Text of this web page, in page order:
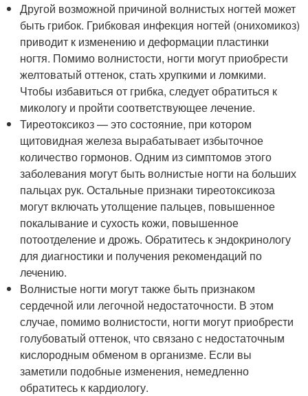
Другой возможной причиной волнистых ногтей может
быть грибок. Грибковая инфекция ногтей (онихомикоз)
приводит к изменению и деформации пластинки
ногтя. Помимо волнистости, ногти могут приобрести
желтоватый оттенок, стать хрупкими и ломкими.
Чтобы избавиться от грибка, следует обратиться к
микологу и пройти соответствующее лечение.
Тиреотоксикоз — это состояние, при котором
щитовидная железа вырабатывает избыточное
количество гормонов. Одним из симптомов этого
заболевания могут быть волнистые ногти на больших
пальцах рук. Остальные признаки тиреотоксикоза
могут включать утолщение пальцев, повышенное
покалывание и сухость кожи, повышенное
потоотделение и дрожь. Обратитесь к эндокринологу
для диагностики и получения рекомендаций по
лечению.
Волнистые ногти могут также быть признаком
сердечной или легочной недостаточности. В этом
случае, помимо волнистости, ногти могут приобрести
голубоватый оттенок, что связано с недостаточным
кислородным обменом в организме. Если вы
заметили подобные изменения, немедленно
обратитесь к кардиологу.